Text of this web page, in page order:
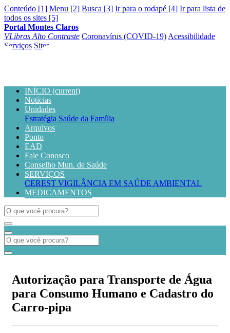
Conteúdo [1] Menu [2] Busca [3] Ir para o rodapé [4] Ir para lista de
todos os sites [5]
Portal Montes Claros
VLibras Alto Contraste Coronavírus (COVID-19) Acessibilidade
Serviços Sites
INÍCIO (current)
Notícias
Unidades
Estratégia Saúde da Família
Arquivos
Ponto
EAD
Fale Conosco
Conselho Mun. de Saúde
SERVIÇOS
CEREST VIGILÂNCIA EM SAÚDE AMBIENTAL
MEDICAMENTOS
Autorização para Transporte de Água
para Consumo Humano e Cadastro do
Carro-pipa